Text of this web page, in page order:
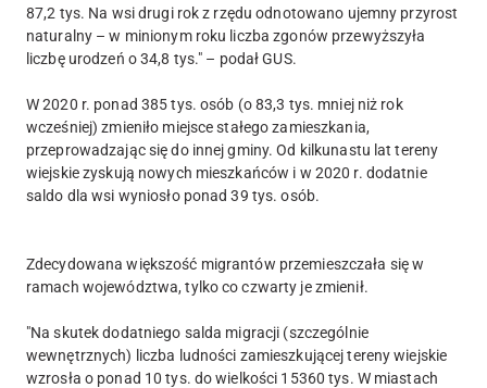
87,2 tys. Na wsi drugi rok z rzędu odnotowano ujemny przyrost
naturalny – w minionym roku liczba zgonów przewyższyła
liczbę urodzeń o 34,8 tys." – podał GUS.
W 2020 r. ponad 385 tys. osób (o 83,3 tys. mniej niż rok
wcześniej) zmieniło miejsce stałego zamieszkania,
przeprowadzając się do innej gminy. Od kilkunastu lat tereny
wiejskie zyskują nowych mieszkańców i w 2020 r. dodatnie
saldo dla wsi wyniosło ponad 39 tys. osób.
Zdecydowana większość migrantów przemieszczała się w
ramach województwa, tylko co czwarty je zmienił.
"Na skutek dodatniego salda migracji (szczególnie
wewnętrznych) liczba ludności zamieszkującej tereny wiejskie
wzrosła o ponad 10 tys. do wielkości 15360 tys. W miastach